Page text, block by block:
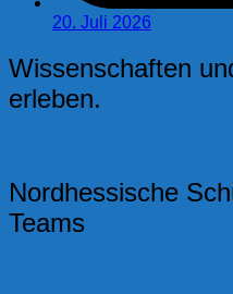
20. Juli 2026
Wissenschaften
erleben.
Nordhessische
Teams